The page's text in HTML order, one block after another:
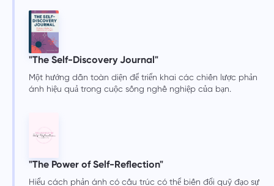
"The Self-Discovery Journal"
Một hướng dẫn toàn diện để triển khai các chiến lược phản
ánh hiệu quả trong cuộc sống nghề nghiệp của bạn.
"The Power of Self-Reflection"
Hiểu cách phản ánh có cấu trúc có thể biến đổi quỹ đạo sự